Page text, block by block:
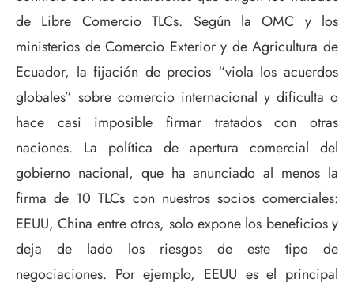
de Libre Comercio TLCs. Según la OMC y los
ministerios de Comercio Exterior y de Agricultura de
Ecuador, la fijación de precios “viola los acuerdos
globales” sobre comercio internacional y dificulta o
hace casi imposible firmar tratados con otras
naciones. La política de apertura comercial del
gobierno nacional, que ha anunciado al menos la
firma de 10 TLCs con nuestros socios comerciales:
EEUU, China entre otros, solo expone los beneficios y
deja de lado los riesgos de este tipo de
negociaciones. Por ejemplo, EEUU es el principal